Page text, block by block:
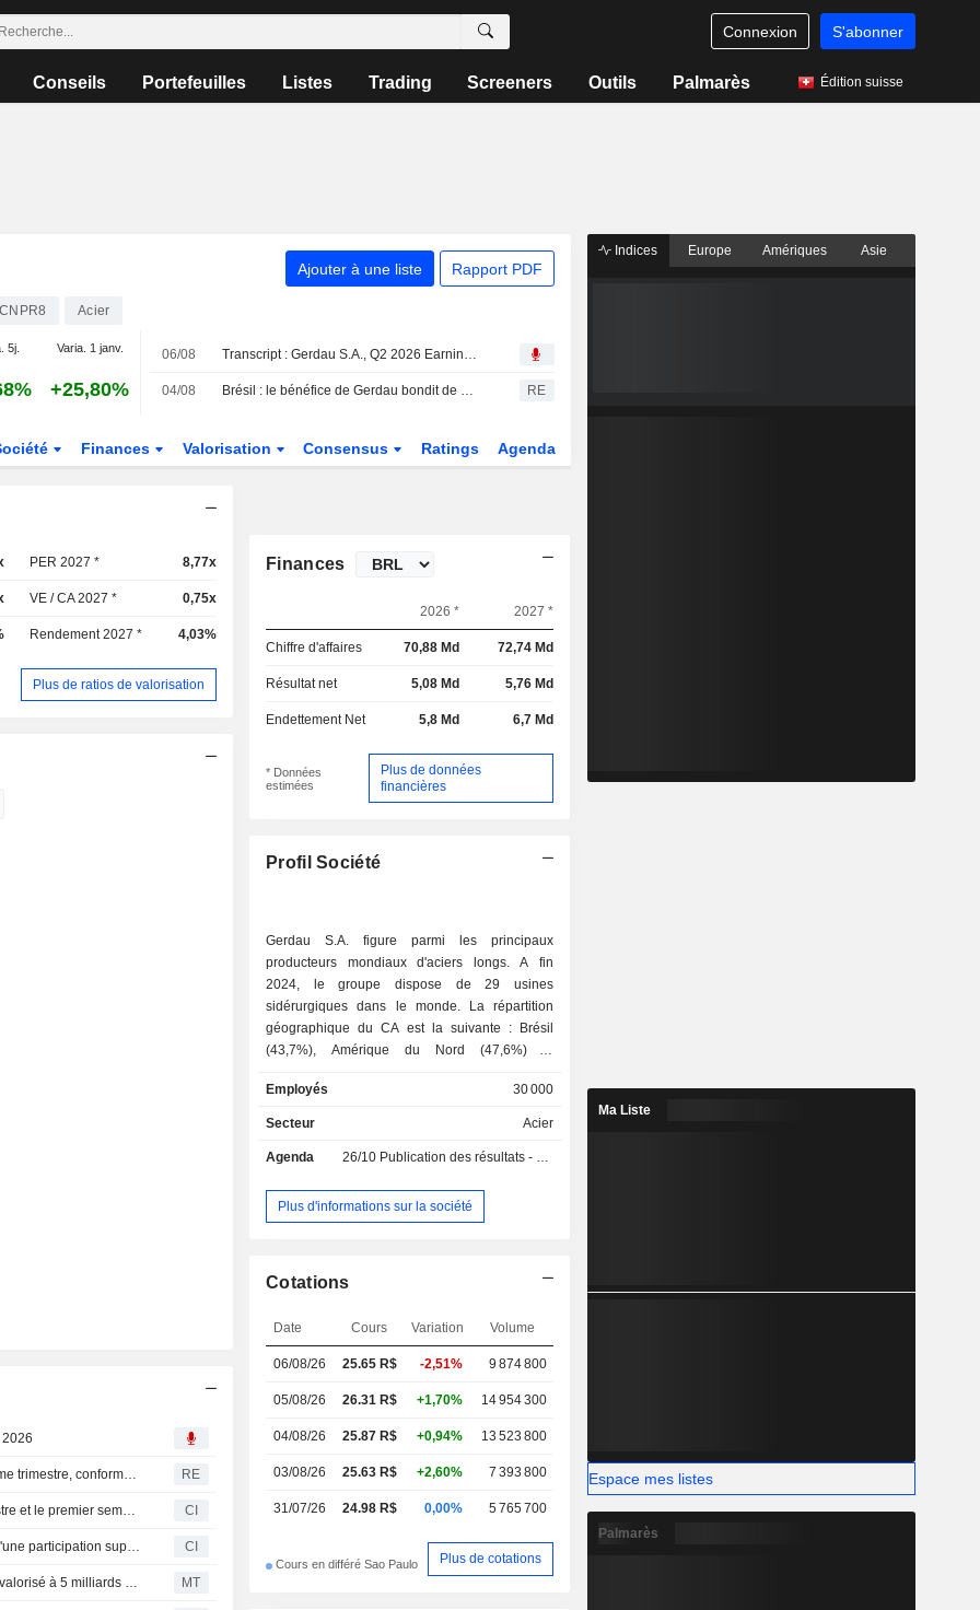
Connexion S'abonner
Conseils Portefeuilles Listes Trading Screeners Outils Palmarès Édition suisse
Ajouter à une liste Rapport PDF
Acier
5j. Varia. 1 janv.
+25,80%
06/08 Transcript : Gerdau S.A., Q2 2026 Earnings Call, Aug 05, 2026
04/08 Brésil : le bénéfice de Gerdau bondit de 70 % au deuxième trimestre, conforme aux attentes RE
Finances Valorisation Consensus Ratings Agenda
PER 2027 * 8,77x
VE / CA 2027 * 0,75x
Rendement 2027 * 4,03%
Plus de ratios de valorisation
Brésil : le bénéfice de Gerdau bondit de 70 % au deuxième trimestre, conforme aux attentes RE
Gerdau S.A. publie ses résultats pour le deuxième trimestre et le premier semestre clos le 30 juin 2026 CI
Gerdau S.A. (BOVESPA:GGBR4) a finalisé l'acquisition d'une participation supplémentaire de 23,03 % dans Dona Francisca Energética S.A. auprès de Centrais Elétricas de Santa Catarina S.A. (BOVESPA:CLSC4). CI
BlackRock (GIP) et Stonepeak lorgnent un port brésilien valorisé à 5 milliards de dollars MT
Finances
2026 * 2027 *
Chiffre d'affaires 70,88 Md 72,74 Md
Résultat net 5,08 Md 5,76 Md
Endettement Net 5,8 Md 6,7 Md
* Données
estimées
Plus de données
financières
Profil Société
Gerdau S.A. figure parmi les principaux
producteurs mondiaux d'aciers longs. A fin
2024, le groupe dispose de 29 usines
sidérurgiques dans le monde. La répartition
géographique du CA est la suivante : Brésil
(43,7%), Amérique du Nord (47,6%) et
Employés
30 000
Secteur Acier
Agenda 26/10 Publication des résultats - Q3 2026
Plus d'informations sur la société
Cotations
Date Cours Variation Volume
06/08/26 25.65 R$ -2,51% 9 874 800
05/08/26 26.31 R$ +1,70% 14 954 300
04/08/26 25.87 R$ +0,94% 13 523 800
03/08/26 25.63 R$ +2,60% 7 393 800
31/07/26 24.98 R$ 0,00% 5 765 700
Cours en différé Sao Paulo Plus de cotations
Indices Europe Amériques Asie
Ma Liste
Espace mes listes
Palmarès